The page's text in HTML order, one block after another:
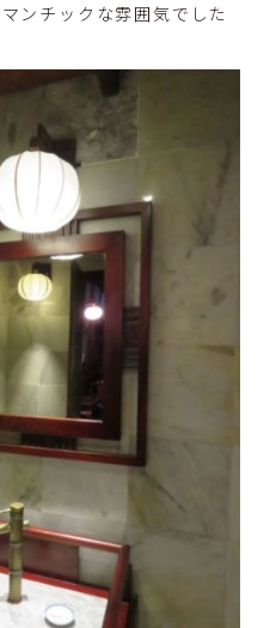
ンチックな雰囲気でした